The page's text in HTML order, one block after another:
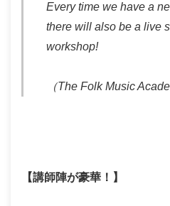
Every time we have a
there will also be a live
workshop!
（The Folk Music
【講師陣が豪華！】